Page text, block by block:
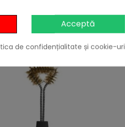
CATEGORIE:Acceptă
de confidențialitate și cookie-uri